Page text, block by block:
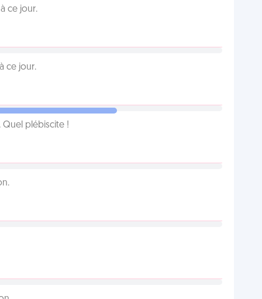
ce jour.
ce jour.
Quel plébiscite !